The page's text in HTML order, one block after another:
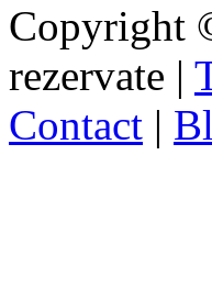
Copyright
rezervate |
Contact |